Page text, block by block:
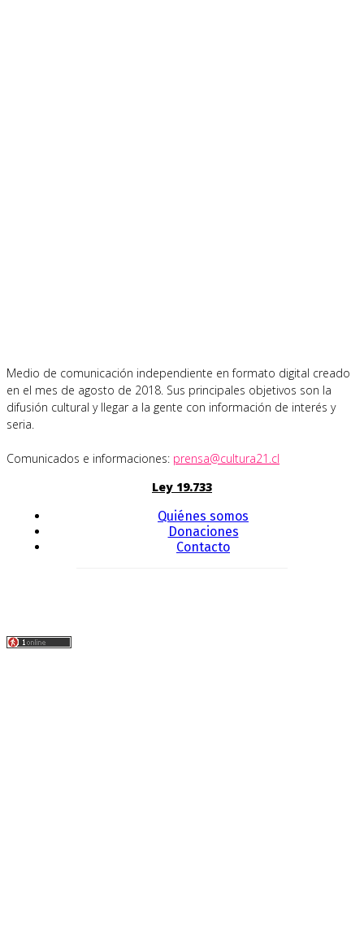
Medio de comunicación independiente en formato digital creado
en el mes de agosto de 2018. Sus principales objetivos son la
difusión cultural y llegar a la gente con información de interés y
seria.
Comunicados e informaciones: prensa@cultura21.cl
Ley 19.733
Quiénes somos
Donaciones
Contacto